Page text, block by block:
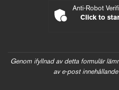
Anti-Robot
Click to
Genom ifyllnad av detta formulär
av e-post